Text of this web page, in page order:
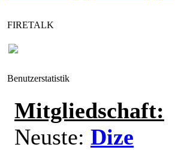
FIRETALK
Benutzerstatistik
Mitgliedschaft:
Neuste: Dize